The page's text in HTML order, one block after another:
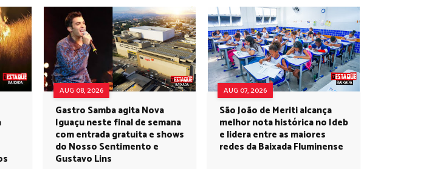
AUG 08, 2026
Gastro Samba agita Nova
Iguaçu neste final de semana
com entrada gratuita e shows
do Nosso Sentimento e
Gustavo Lins
AUG 07, 2026
São João de Meriti alcança
melhor nota histórica no Ideb
e lidera entre as maiores
redes da Baixada Fluminense